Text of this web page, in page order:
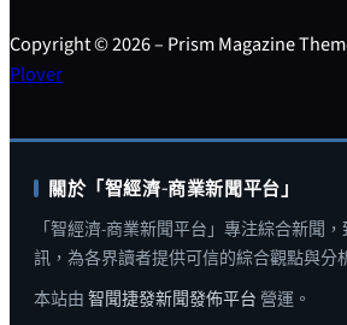
Copyright © 2026 – Prism Magazine
Plover
關於「智經濟-商業新聞平台」
「智經濟-商業新聞平台」專注綜合新聞
訊，為各界讀者提供可信的綜合觀點與分
本站由 智聞捷發新聞發佈平台 營運。